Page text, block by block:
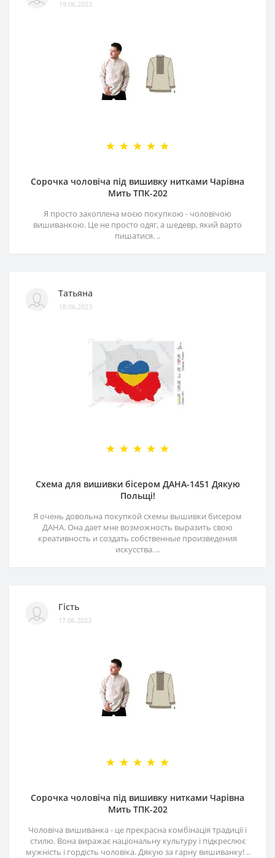
19.06.2023
Сорочка чоловіча під вишивку нитками Чарівна
Мить ТПК-202
Я просто захоплена моєю покупкою - чоловічою
вишиванкою. Це не просто одяг, а шедевр, який варто
пишатися. ..
Татьяна
18.06.2023
Схема для вишивки бісером ДАНА-1451 Дякую
Польщі!
Я очень довольна покупкой схемы вышивки бисером
ДАНА. Она дает мне возможность выразить свою
креативность и создать собственные произведения
искусства. ..
Гість
17.06.2023
Сорочка чоловіча під вишивку нитками Чарівна
Мить ТПК-202
Чоловіча вишиванка - це прекрасна комбінація традиції і
стилю. Вона виражає національну культуру і підкреслює
мужність і гордість чоловіка. Дякую за гарну вишиванку! ..